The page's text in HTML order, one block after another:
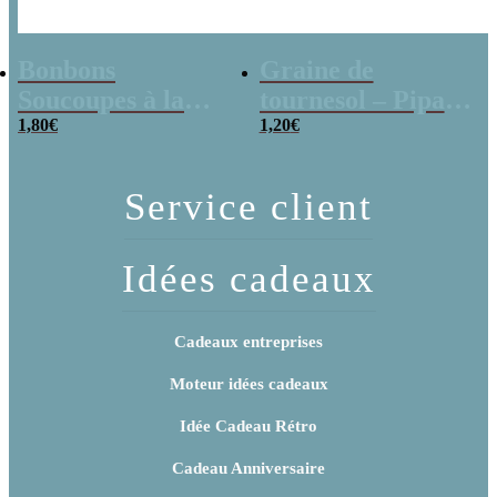
poudre (x20)
1,80€
x 3
1,20€
Service client
Idées cadeaux
Cadeaux entreprises
Moteur idées cadeaux
Idée Cadeau Rétro
Cadeau Anniversaire